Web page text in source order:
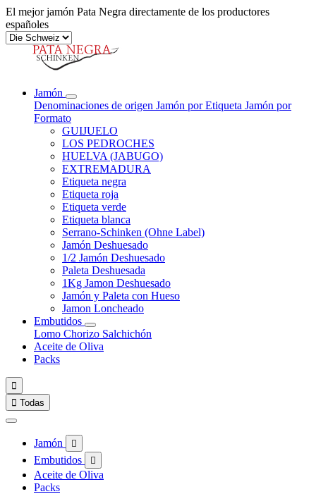
El mejor jamón Pata Negra directamente de los productores
españoles
Jamón
Denominaciones de origen Jamón por Etiqueta Jamón por
Formato
GUIJUELO
LOS PEDROCHES
HUELVA (JABUGO)
EXTREMADURA
Etiqueta negra
Etiqueta roja
Etiqueta verde
Etiqueta blanca
Serrano-Schinken (Ohne Label)
Jamón Deshuesado
1/2 Jamón Deshuesado
Paleta Deshuesada
1Kg Jamon Deshuesado
Jamón y Paleta con Hueso
Jamon Loncheado
Embutidos
Lomo Chorizo Salchichón
Aceite de Oliva
Packs

 Todas
Jamón 
Embutidos 
Aceite de Oliva
Packs